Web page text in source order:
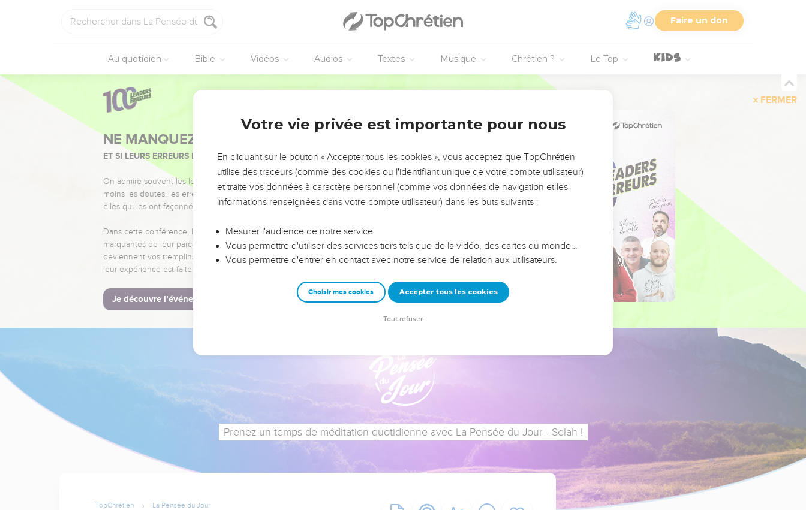
Faire un don
Au quotidien Bible Vidéos Audios Textes Musique Chrétien ? Le Top
FERMER
NE MANQUEZ PAS L’ÉVÉNEMENT DE L’ANNÉE !
ET SI LEURS ERREURS POUVAIENT VOUS ÉVITER LES VOTRES ?
On admire souvent les leaders pour leurs réussites, leur impact, leur foi ou leur vision. Mais on voit
moins les doutes, les erreurs et les saisons difficiles qu'ils ont traversés, alors même que ce sont
elles qui les ont façonnés.
Dans cette conférence, leaders, entrepreneurs, et responsables reviennent sur les erreurs
marquantes de leur parcours et les clés pour avancer avec plus de sagesse afin que leurs erreurs
deviennent vos tremplins. Que vous guidiez un ministère, une équipe, un groupe ou une famille,
leur expérience est faite pour vous.
Je découvre l’événement
Prenez un temps de méditation quotidienne avec La Pensée du Jour - Selah !
TopChrétien La Pensée du Jour
Votre vie privée est importante pour nous
En cliquant sur le bouton « Accepter tous les cookies », vous acceptez que TopChrétien
utilise des traceurs (comme des cookies ou l'identifiant unique de votre compte utilisateur)
et traite vos données à caractère personnel (comme vos données de navigation et les
informations renseignées dans votre compte utilisateur) dans les buts suivants :
Mesurer l'audience de notre service
Vous permettre d'utiliser des services tiers tels que de la vidéo, des cartes du monde…
Vous permettre d'entrer en contact avec notre service de relation aux utilisateurs.
Choisir mes cookies Accepter tous les cookies
Tout refuser